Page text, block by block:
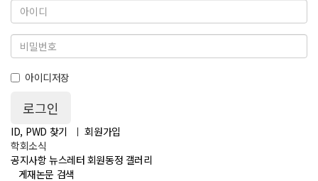
아이디저장
ID, PWD 찾기 ㅣ회원가입
학회소식
공지사항 뉴스레터 회원동정 갤러리
게재논문 검색